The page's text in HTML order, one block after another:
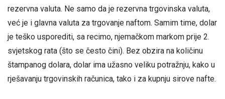
rezervna valuta. Ne samo da je rezervna trgovinska valuta,
već je i glavna valuta za trgovanje naftom. Samim time, dolar
je teško usporediti, sa recimo, njemačkom markom prije 2.
svjetskog rata (što se često čini). Bez obzira na količinu
štampanog dolara, dolar ima užasno veliku potražnju, kako u
rješavanju trgovinskih računica, tako i za kupnju sirove nafte.